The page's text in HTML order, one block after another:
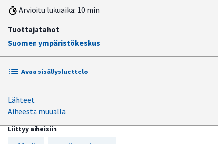
Arvioitu lukuaika: 10 min
Tuottajatahot
Suomen ympäristökeskus
Avaa sisällysluettelo
Kasvihuonekaasupäästöt ovat laskeneet viime vuosina
käytöstä
Lähteet
Aiheesta muualla
Liittyy aiheisiin